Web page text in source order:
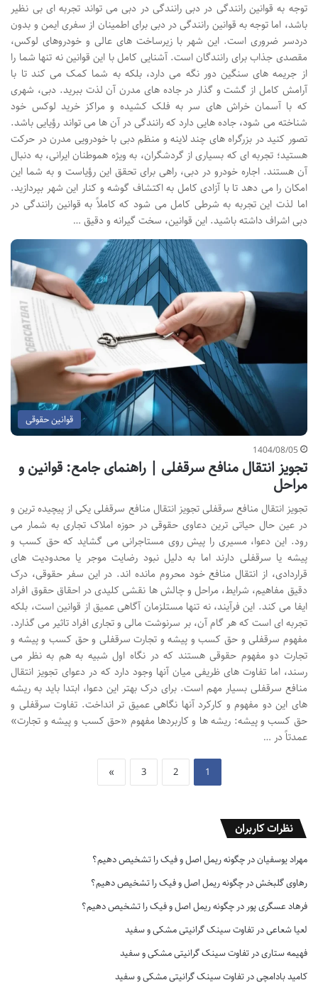
توجه به قوانین رانندگی در دبی رانندگی در دبی می تواند تجربه ای بی نظیر
باشد، اما توجه به قوانین رانندگی در دبی برای اطمینان از سفری ایمن و بدون
دردسر ضروری است. این شهر با زیرساخت های عالی و خودروهای لوکس،
مقصدی جذاب برای رانندگان است. آشنایی کامل با این قوانین نه تنها شما را
از جریمه های سنگین دور نگه می دارد، بلکه به شما کمک می کند تا با
آرامش کامل از گشت و گذار در جاده های مدرن آن لذت ببرید. دبی، شهری
که با آسمان خراش های سر به فلک کشیده و مراکز خرید لوکس خود
شناخته می شود، جاده هایی دارد که رانندگی در آن ها می تواند رؤیایی باشد.
تصور کنید در بزرگراه های چند لاینه و منظم دبی با خودرویی مدرن در حرکت
هستید؛ تجربه ای که بسیاری از گردشگران، به ویژه هموطنان ایرانی، به دنبال
آن هستند. اجاره خودرو در دبی، راهی برای تحقق این رؤیاست و به شما این
امکان را می دهد تا با آزادی کامل به اکتشاف گوشه و کنار این شهر بپردازید.
اما لذت این تجربه به شرطی کامل می شود که کاملاً به قوانین رانندگی در
دبی اشراف داشته باشید. این قوانین، سخت گیرانه و دقیق …
قوانین حقوقی
1404/08/05
تجویز انتقال منافع سرقفلی | راهنمای جامع: قوانین و
مراحل
تجویز انتقال منافع سرقفلی تجویز انتقال منافع سرقفلی یکی از پیچیده ترین و
در عین حال حیاتی ترین دعاوی حقوقی در حوزه املاک تجاری به شمار می
رود. این دعوا، مسیری را پیش روی مستاجرانی می گشاید که حق کسب و
پیشه یا سرقفلی دارند اما به دلیل نبود رضایت موجر یا محدودیت های
قراردادی، از انتقال منافع خود محروم مانده اند. در این سفر حقوقی، درک
دقیق مفاهیم، شرایط، مراحل و چالش ها نقشی کلیدی در احقاق حقوق افراد
ایفا می کند. این فرآیند، نه تنها مستلزمان آگاهی عمیق از قوانین است، بلکه
تجربه ای است که هر گام آن، بر سرنوشت مالی و تجاری افراد تاثیر می گذارد.
مفهوم سرقفلی و حق کسب و پیشه و تجارت سرقفلی و حق کسب و پیشه و
تجارت دو مفهوم حقوقی هستند که در نگاه اول شبیه به هم به نظر می
رسند، اما تفاوت های ظریفی میان آنها وجود دارد که در دعوای تجویز انتقال
منافع سرقفلی بسیار مهم است. برای درک بهتر این دعوا، ابتدا باید به ریشه
های این دو مفهوم و کارکرد آنها نگاهی عمیق تر انداخت. تفاوت سرقفلی و
حق کسب و پیشه: ریشه ها و کاربردها مفهوم «حق کسب و پیشه و تجارت»
عمدتاً در …
1
2
3
»
نظرات کاربران
مهراد یوسفیاندر چگونه ریمل اصل و فیک را تشخیص دهیم؟
رهاوی گلبخشدر چگونه ریمل اصل و فیک را تشخیص دهیم؟
فرهاد عسگری پور در چگونه ریمل اصل و فیک را تشخیص دهیم؟
لعیا شعاعیدر تفاوت سینک گرانیتی مشکی و سفید
فهیمه ستاریدر تفاوت سینک گرانیتی مشکی و سفید
کامید بادامچیدر تفاوت سینک گرانیتی مشکی و سفید